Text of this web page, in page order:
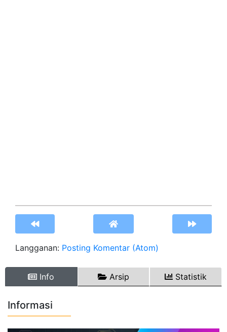
Langganan: Posting Komentar (Atom)
Info Arsip Statistik
Informasi